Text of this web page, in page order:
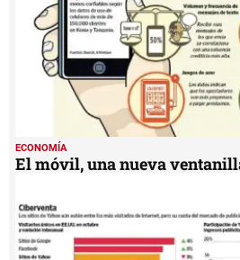
ECONOMÍA
El móvil, una nueva